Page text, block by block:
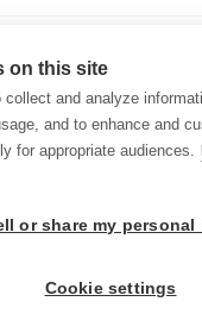
on this site
and analyze
and to enhance and
for appropriate audiences.
or share my
Cookie settings